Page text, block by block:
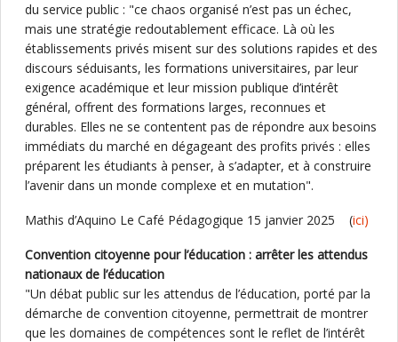
du service public : "ce chaos organisé n’est pas un échec,
mais une stratégie redoutablement efficace. Là où les
établissements privés misent sur des solutions rapides et des
discours séduisants, les formations universitaires, par leur
exigence académique et leur mission publique d’intérêt
général, offrent des formations larges, reconnues et
durables. Elles ne se contentent pas de répondre aux besoins
immédiats du marché en dégageant des profits privés : elles
préparent les étudiants à penser, à s’adapter, et à construire
l’avenir dans un monde complexe et en mutation".
Mathis d’Aquino Le Café Pédagogique 15 janvier 2025 (ici)
Convention citoyenne pour l’éducation : arrêter les attendus
nationaux de l’éducation
"Un débat public sur les attendus de l’éducation, porté par la
démarche de convention citoyenne, permettrait de montrer
que les domaines de compétences sont le reflet de l’intérêt